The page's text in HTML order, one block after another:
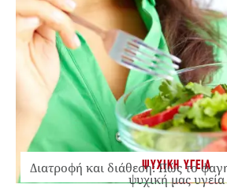
ΨΥΧΙΚΗ ΥΓΕΙΑ
Διατροφή και διάθεση: Πώς το
ψυχική μας υγεία